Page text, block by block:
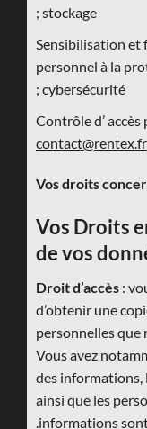
stockage ;
Sensibilisation et
personnel à la
cybersécurité ;
Contrôle d’
contact@rentex.fr
Vos droits
Vos Droits
de vos
Droit d’accès :
d’obtenir une
personnelles que
Vous avez
des
ainsi que les
informations